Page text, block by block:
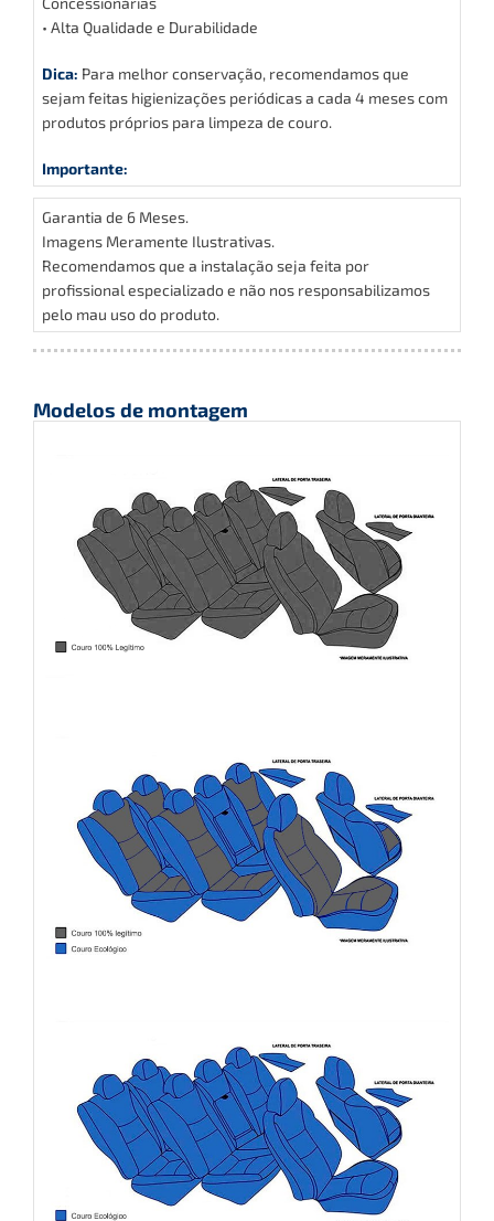
• Alta Qualidade e Durabilidade
Dica: Para melhor conservação, recomendamos que
sejam feitas higienizações periódicas a cada 4 meses com
produtos próprios para limpeza de couro.
Importante:
Garantia de 6 Meses.
Imagens Meramente Ilustrativas.
Recomendamos que a instalação seja feita por
profissional especializado e não nos responsabilizamos
pelo mau uso do produto.
Modelos de montagem